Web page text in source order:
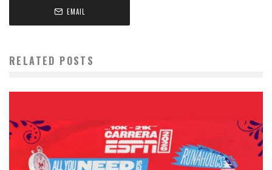
EMAIL
RELATED POSTS